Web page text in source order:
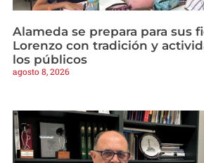
Alameda se prepara para sus
Lorenzo con tradición y
los públicos
agosto 8, 2026